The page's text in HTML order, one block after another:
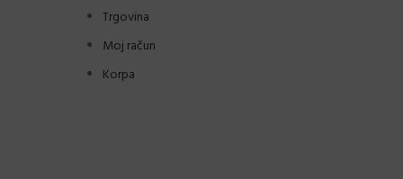
Trgovina
Moj račun
Korpa